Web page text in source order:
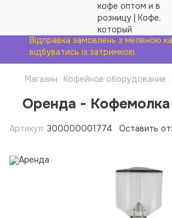
Відправка замовлень з меленою
відбуватись із затримкою.
Магазин Кофейное оборудование
Оренда -
Артикул: 300000001774 Оставить